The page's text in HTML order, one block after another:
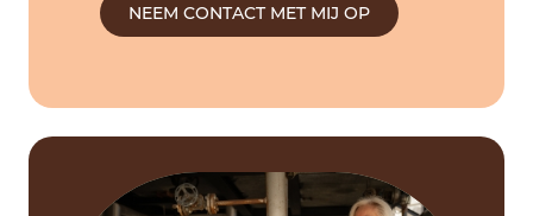
NEEM CONTACT MET MIJ OP